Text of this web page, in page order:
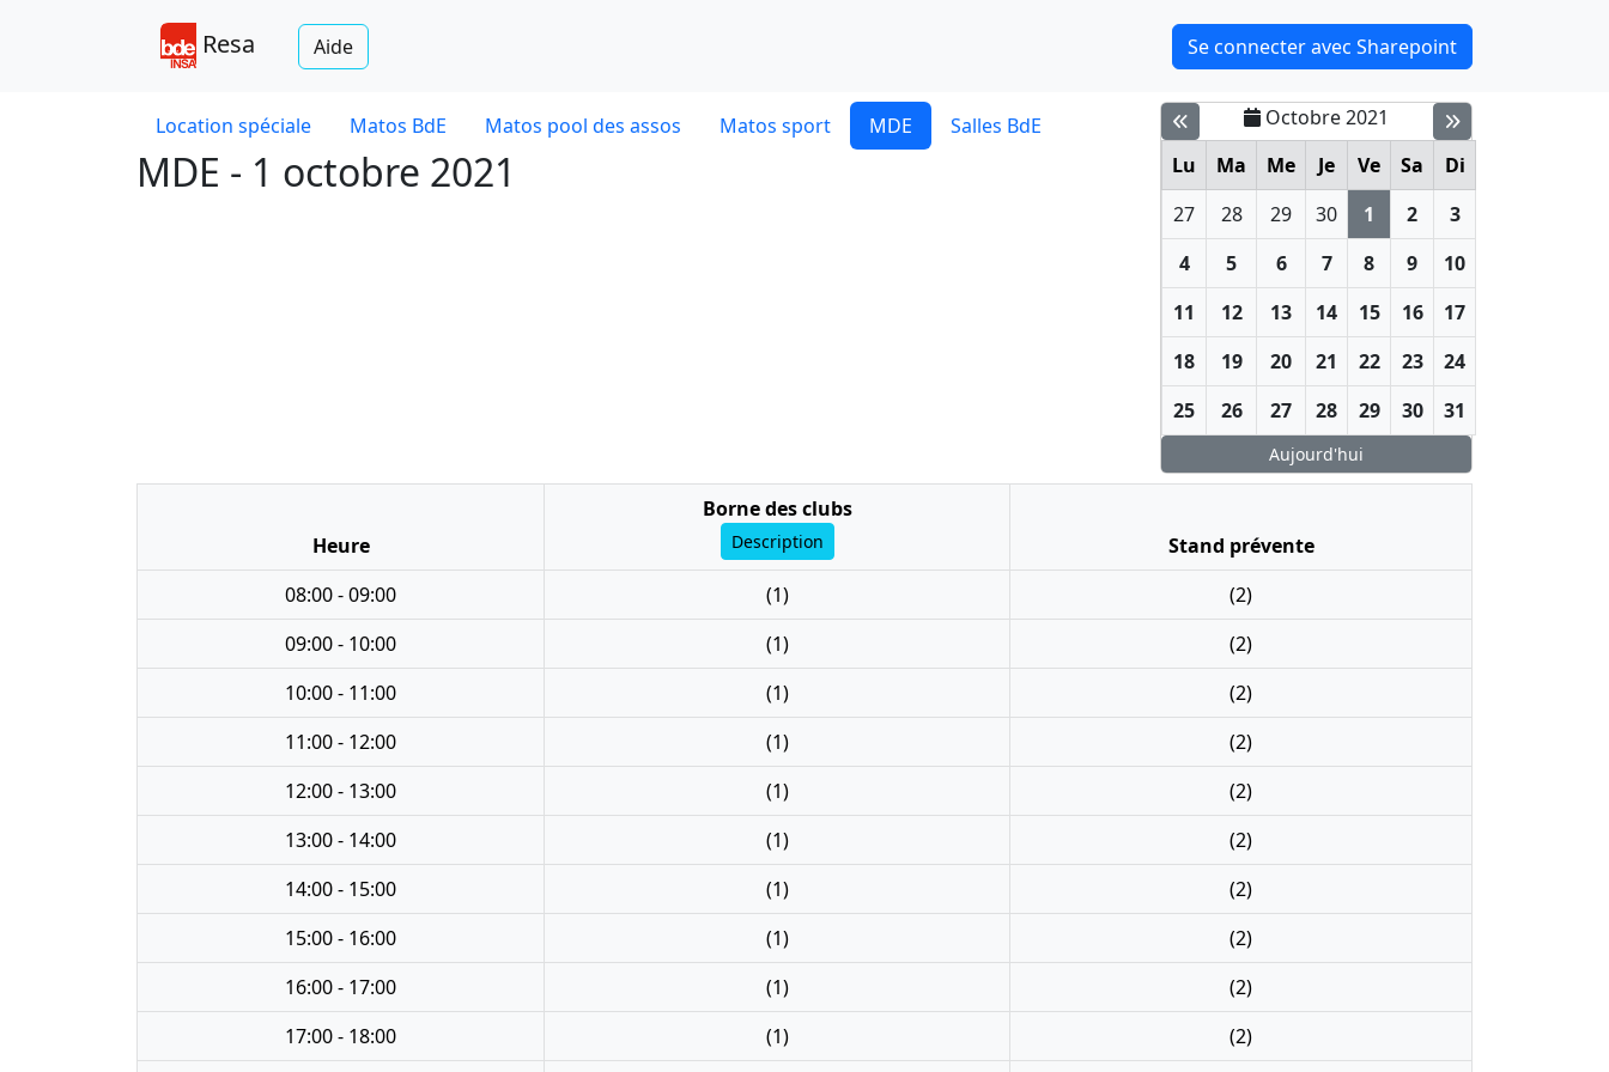
Resa Aide Se connecter avec Sharepoint
Location spéciale Matos BdE Matos pool des assos Matos sport MDE Salles BdE
MDE - 1 octobre 2021
Octobre 2021
Lu
Ma Me Je Ve Sa
Di
27
28 29 30 1 2
3
4
5 6 7 8 9
10
11
12 13 14 15 16
17
18
19 20 21 22 23
24
25
26 27 28 29 30 31
Aujourd'hui
Heure
Borne des clubs
Description
Stand prévente
08:00 - 09:00
(1)
(2)
09:00 - 10:00
(1)
(2)
10:00 - 11:00
(1)
(2)
11:00 - 12:00
(1)
(2)
12:00 - 13:00
(1)
(2)
13:00 - 14:00
(1)
(2)
14:00 - 15:00
(1)
(2)
15:00 - 16:00
(1)
(2)
16:00 - 17:00
(1)
(2)
17:00 - 18:00
(1) (2)